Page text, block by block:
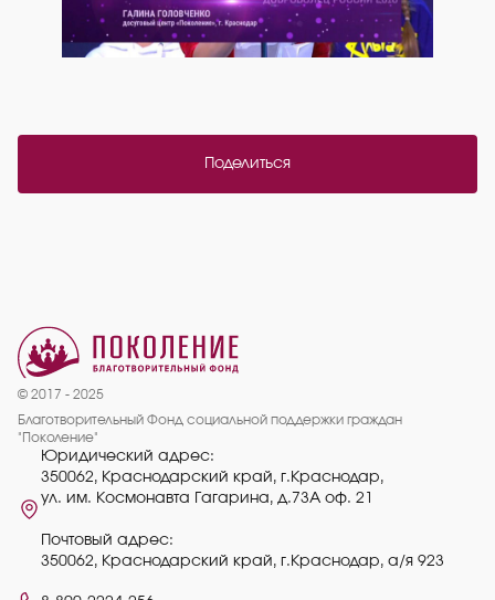
Поделиться
© 2017 - 2025
Благотворительный Фонд социальной поддержки граждан
"Поколение"
Юридический адрес:
350062, Краснодарский край, г.Краснодар,
ул. им. Космонавта Гагарина, д.73А оф. 21
Почтовый адрес:
350062, Краснодарский край, г.Краснодар, а/я 923